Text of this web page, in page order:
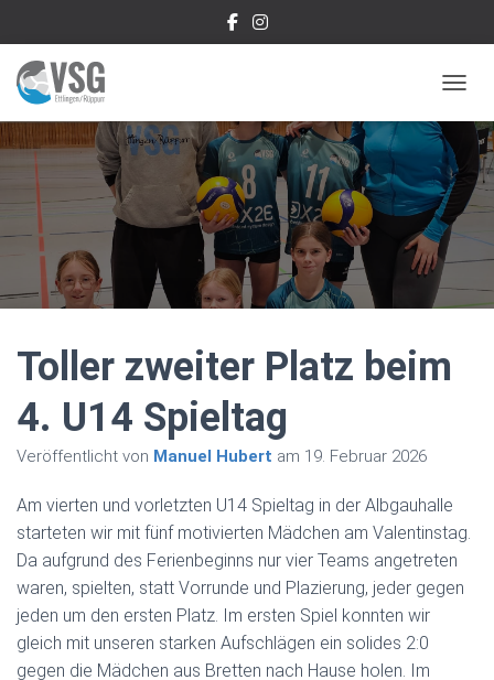
Toller zweiter Platz beim
4. U14 Spieltag
Veröffentlicht von Manuel Hubert am 19. Februar 2026
Am vierten und vorletzten U14 Spieltag in der Albgauhalle
starteten wir mit fünf motivierten Mädchen am Valentinstag.
Da aufgrund des Ferienbeginns nur vier Teams angetreten
waren, spielten, statt Vorrunde und Plazierung, jeder gegen
jeden um den ersten Platz. Im ersten Spiel konnten wir
gleich mit unseren starken Aufschlägen ein solides 2:0
gegen die Mädchen aus Bretten nach Hause holen. Im